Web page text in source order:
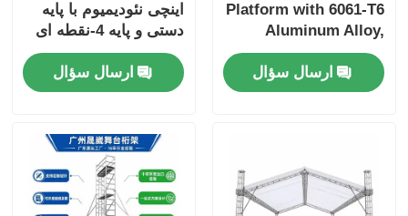
Platform with 6061-T6
Aluminum Alloy,
500kg/m² Load
Capacity, and Tool-
Free Quick Assembly
ارسال سؤال
اینچی نئودیمیوم با پایه
دستی و پایه 4-نقطه ای
برای صدا حرفه ای
ارسال سؤال